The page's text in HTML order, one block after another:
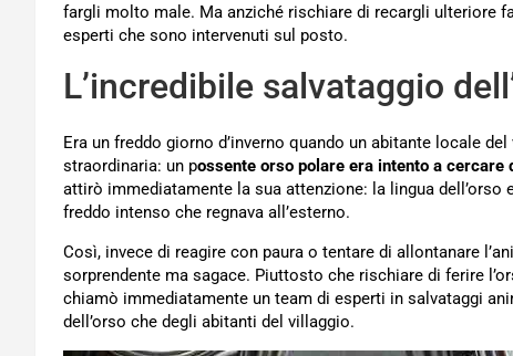
fargli molto male. Ma anziché rischiare di recargli ulteriore
esperti che sono intervenuti sul posto.
L’incredibile salvataggio
Era un freddo giorno d’inverno quando un abitante locale
straordinaria: un possente orso polare era intento a cercare
attirò immediatamente la sua attenzione: la lingua dell’orso
freddo intenso che regnava all’esterno.
Così, invece di reagire con paura o tentare di allontanare
sorprendente ma sagace. Piuttosto che rischiare di ferire
chiamò immediatamente un team di esperti in salvataggi
dell’orso che degli abitanti del villaggio.